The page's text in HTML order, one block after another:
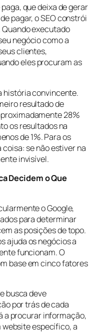
que deixa de gerar
pagar, o SEO constrói
executado
negócio como a
clientes,
eles procuram as
história convincente.
resultado de
28%
os resultados na
de 1%. Para os
se não estiver na
invisível.
Decidem o Que
o Google,
para determinar
as posições de topo.
ajuda os negócios a
funcionam. O
base em cinco fatores
busca deve
por trás de cada
a procurar informação,
específico, a